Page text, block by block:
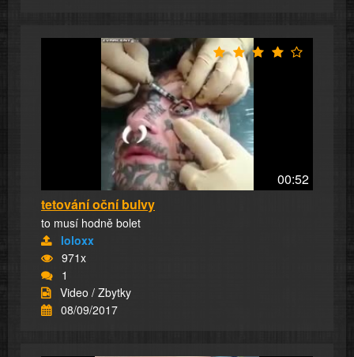
00:52
tetování oční bulvy
to musí hodně bolet
loloxx
971x
1
Video / Zbytky
08/09/2017